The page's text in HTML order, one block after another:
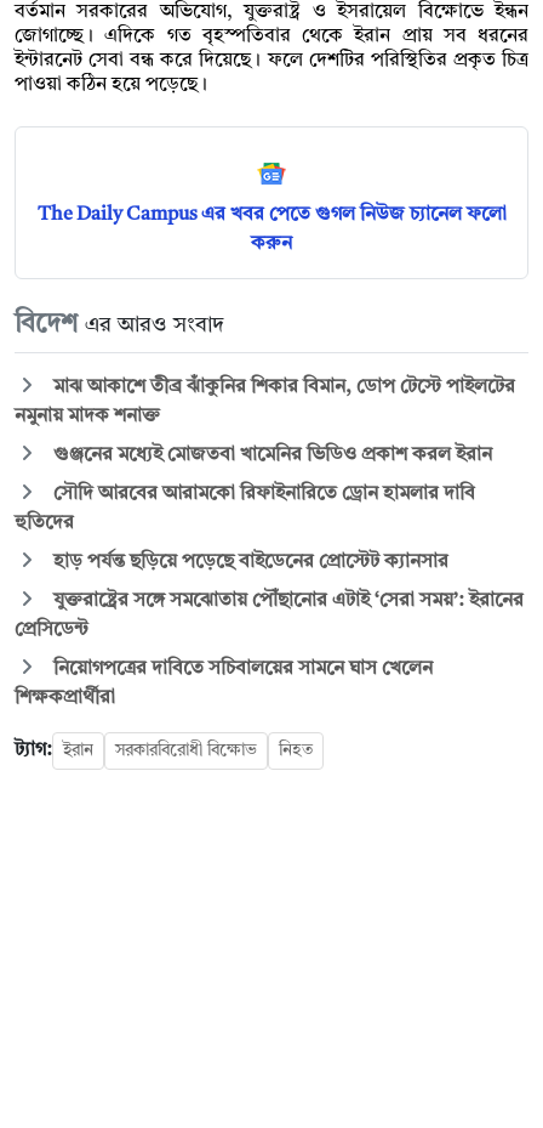
বর্তমান সরকারের অভিযোগ, যুক্তরাষ্ট্র ও ইসরায়েল বিক্ষোভে ইন্ধন
জোগাচ্ছে। এদিকে গত বৃহস্পতিবার থেকে ইরান প্রায় সব ধরনের
ইন্টারনেট সেবা বন্ধ করে দিয়েছে। ফলে দেশটির পরিস্থিতির প্রকৃত চিত্র
পাওয়া কঠিন হয়ে পড়েছে।
The Daily Campus এর খবর পেতে গুগল নিউজ চ্যানেল ফলো
করুন
বিদেশ এর আরও সংবাদ
মাঝ আকাশে তীব্র ঝাঁকুনির শিকার বিমান, ডোপ টেস্টে পাইলটের
নমুনায় মাদক শনাক্ত
গুঞ্জনের মধ্যেই মোজতবা খামেনির ভিডিও প্রকাশ করল ইরান
সৌদি আরবের আরামকো রিফাইনারিতে ড্রোন হামলার দাবি
হুতিদের
হাড় পর্যন্ত ছড়িয়ে পড়েছে বাইডেনের প্রোস্টেট ক্যানসার
যুক্তরাষ্ট্রের সঙ্গে সমঝোতায় পৌঁছানোর এটাই ‘সেরা সময়’: ইরানের
প্রেসিডেন্ট
নিয়োগপত্রের দাবিতে সচিবালয়ের সামনে ঘাস খেলেন
শিক্ষকপ্রার্থীরা
ট্যাগ: ইরান সরকারবিরোধী বিক্ষোভ নিহত